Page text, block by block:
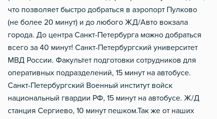
что позволяет быстро добраться в аэропорт Пулково
(не более 20 минут) и до любого ЖД/Авто вокзала
города. До центра Санкт-Петербурга можно добраться
всего за 40 минут! Санкт-Петербургский университет
МВД России. Факультет подготовки сотрудников для
оперативных подразделений, 15 минут на автобусе.
Санкт-Петербургский Военный институт войск
национальный гвардии РФ, 15 минут на автобусе. Ж/Д
станция Сергиево, 10 минут пешком.Так же от наших